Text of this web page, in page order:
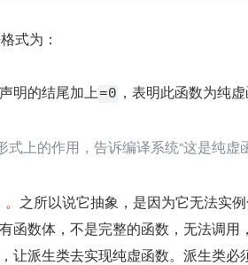
式为：
明的结尾加上=0 ，表明此函数为纯
上的作用，告诉编译系统“这是纯虚
之所以说它抽象，是因为它无法实
函数体，不是完整的函数，无法调用
让派生类去实现纯虚函数。派生类必